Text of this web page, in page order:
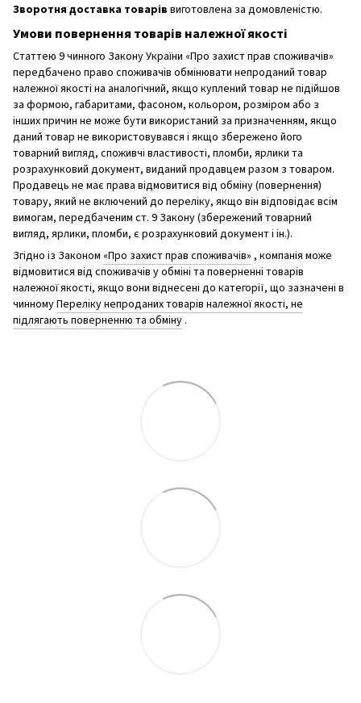
Зворотня доставка товарів виготовлена ​​за домовленістю.
Умови повернення товарів належної якості
Статтею 9 чинного Закону України «Про захист прав споживачів»
передбачено право споживачів обмінювати непроданий товар
належної якості на аналогічний, якщо куплений товар не підійшов
за формою, габаритами, фасоном, кольором, розміром або з
інших причин не може бути використаний за призначенням, якщо
даний товар не використовувався і якщо збережено його
товарний вигляд, споживчі властивості, пломби, ярлики та
розрахунковий документ, виданий продавцем разом з товаром.
Продавець не має права відмовитися від обміну (повернення)
товару, який не включений до переліку, якщо він відповідає всім
вимогам, передбаченим ст. 9 Закону (збережений товарний
вигляд, ярлики, пломби, є розрахунковий документ і ін.).
Згідно із Законом «Про захист прав споживачів» , компанія може
відмовитися від споживачів у обміні та поверненні товарів
належної якості, якщо вони віднесені до категорії, що зазначені в
чинномуПереліку непроданих товарів належної якості, не
підлягають поверненню та обміну .